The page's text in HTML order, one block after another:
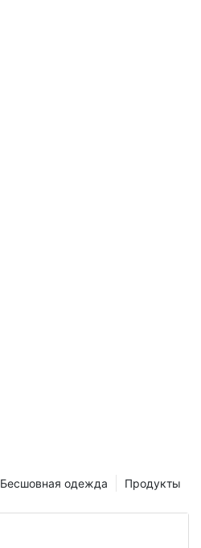
Продукты
Бесшовная одежда